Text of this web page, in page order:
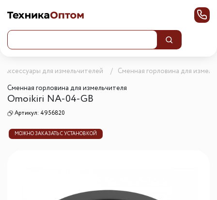
Аксессуары для измельчителей
Сменная горловина для
Сменная горловина для измельчителя
Omoikiri NA-04-GB
Артикул: 4956820
МОЖНО ЗАКАЗАТЬ С УСТАНОВКОЙ